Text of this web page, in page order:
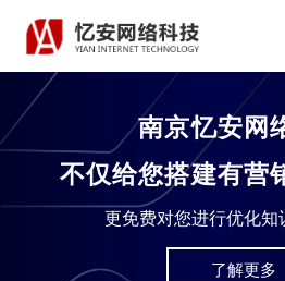
访客必
如何让您的网站能
在拥有上亿网民的今天，您的网
了解更多